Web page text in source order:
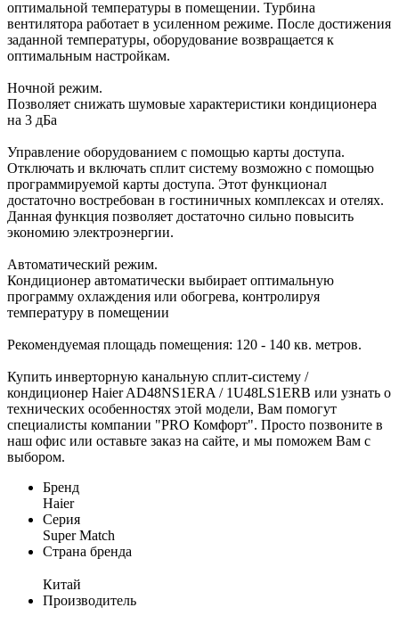
оптимальной температуры в помещении. Турбина
вентилятора работает в усиленном режиме. После достижения
заданной температуры, оборудование возвращается к
оптимальным настройкам.
Ночной режим.
Позволяет снижать шумовые характеристики кондиционера
на 3 дБа
Управление оборудованием с помощью карты доступа.
Отключать и включать сплит систему возможно с помощью
программируемой карты доступа. Этот функционал
достаточно востребован в гостиничных комплексах и отелях.
Данная функция позволяет достаточно сильно повысить
экономию электроэнергии.
Автоматический режим.
Кондиционер автоматически выбирает оптимальную
программу охлаждения или обогрева, контролируя
температуру в помещении
Рекомендуемая площадь помещения: 120 - 140 кв. метров.
Купить инверторную канальную сплит-систему /
кондиционер Haier AD48NS1ERA / 1U48LS1ERB или узнать о
технических особенностях этой модели, Вам помогут
специалисты компании "PRO Комфорт". Просто позвоните в
наш офис или оставьте заказ на сайте, и мы поможем Вам с
выбором.
Бренд
Haier
Серия
Super Match
Страна бренда
Китай
Производитель